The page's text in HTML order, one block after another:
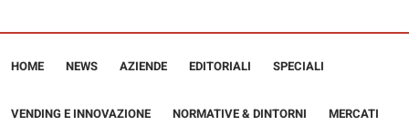
HOME NEWS AZIENDE EDITORIALI SPECIALI
VENDING E INNOVAZIONE NORMATIVE & DINTORNI MERCATI